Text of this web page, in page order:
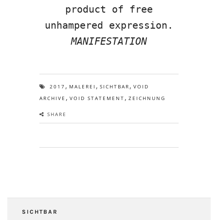
product of free
unhampered expression.
MANIFESTATION
2017 , MALEREI , SICHTBAR , VOID
ARCHIVE , VOID STATEMENT , ZEICHNUNG
SHARE
SICHTBAR